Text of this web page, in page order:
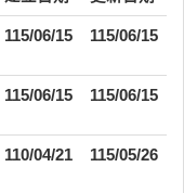
115/06/15 115/06/15
115/06/15 115/06/15
110/04/21 115/05/26